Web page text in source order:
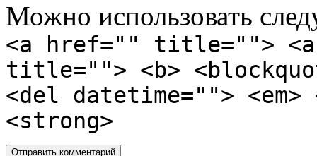
Можно использовать
<a href="" title="">
title=""> <b>
<del datetime="">
<strong>